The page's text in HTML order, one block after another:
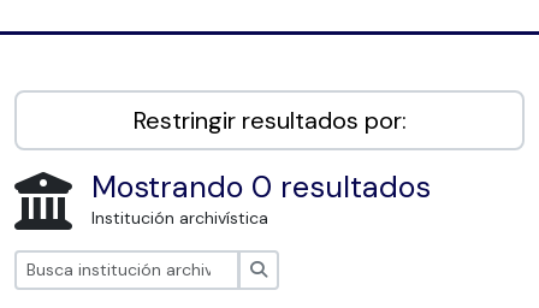
Restringir resultados por:
Mostrando 0 resultados
Institución archivística